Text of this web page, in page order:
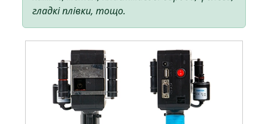
гладкі плівки, тощо.